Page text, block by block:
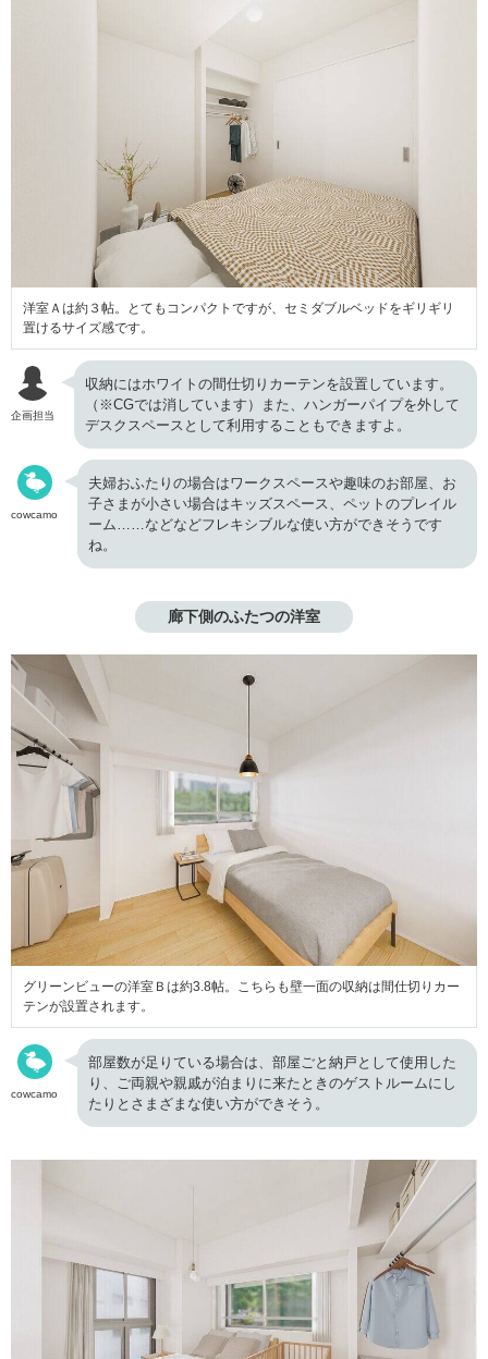
洋室Ａは約３帖。とてもコンパクトですが、セミダブルベッドをギリギリ
置けるサイズ感です。
企画担当
収納にはホワイトの間仕切りカーテンを設置しています。
（※CGでは消しています）また、ハンガーパイプを外して
デスクスペースとして利用することもできますよ。
cowcamo
夫婦おふたりの場合はワークスペースや趣味のお部屋、お
子さまが小さい場合はキッズスペース、ペットのプレイル
ーム……などなどフレキシブルな使い方ができそうです
ね。
廊下側のふたつの洋室
グリーンビューの洋室Ｂは約3.8帖。こちらも壁一面の収納は間仕切りカー
テンが設置されます。
cowcamo
部屋数が足りている場合は、部屋ごと納戸として使用した
り、ご両親や親戚が泊まりに来たときのゲストルームにし
たりとさまざまな使い方ができそう。